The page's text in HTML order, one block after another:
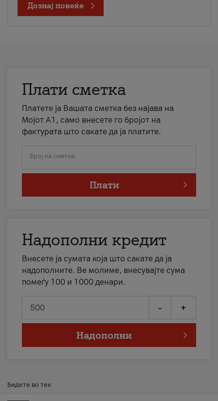
Дознај повеќе
Плати сметка
Платете ја Вашата сметка без најава на
Мојот А1, само внесете го бројот на
фактурата што сакате да ја платите.
Број на сметка
Плати
Надополни кредит
Внесете ја сумата која што сакате да ја
надополните. Ве молиме, внесувајте сума
помеѓу 100 и 1000 денари.
- +
Надополни
Бидете во тек